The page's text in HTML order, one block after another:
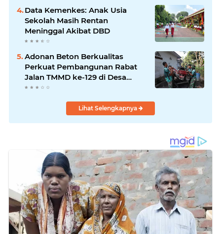
Pelayanan Warga dan Dakwah
Umat.
Data Kemenkes: Anak Usia
Sekolah Masih Rentan
Meninggal Akibat DBD
Adonan Beton Berkualitas
Perkuat Pembangunan Rabat
Jalan TMMD ke-129 di Desa
Ledoktempuro
Lihat Selengkapnya